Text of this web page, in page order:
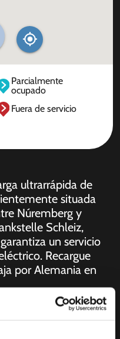
Parcialmente
ocupado
Fuera de servicio
ultrarrápida de
situada
Núremberg y
Schleiz,
un servicio
Recargue
por Alemania en